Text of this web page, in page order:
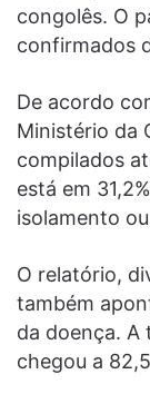
congolês. O
confirmados
De acordo
Ministério da
compilados
está em
isolamento
O relatório,
também
da doença.
chegou a